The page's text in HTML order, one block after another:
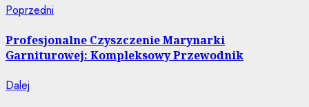
Nawigacja
wpisu
Poprzedni
Profesjonalne Czyszczenie Marynarki
Garniturowej: Kompleksowy Przewodnik
Dalej